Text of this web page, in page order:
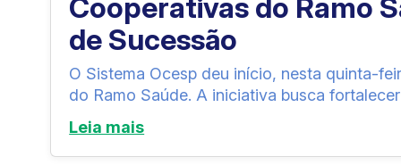
Cooperativas do Ramo
de Sucessão
O Sistema Ocesp deu início, nesta quinta-
do Ramo Saúde. A iniciativa busca
Leia mais